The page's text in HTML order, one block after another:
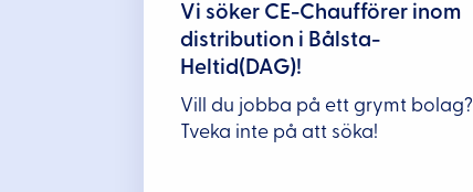
Vi söker CE-Chaufförer inom
distribution i Bålsta-
Heltid(DAG)!
Vill du jobba på ett grymt bolag?
Tveka inte på att söka!